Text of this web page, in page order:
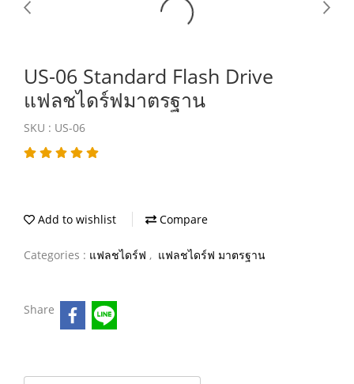
US-06 Standard Flash Drive
แฟลชไดร์ฟมาตรฐาน
SKU : US-06
Add to wishlist Compare
Categories : แฟลชไดร์ฟ , แฟลชไดร์ฟ มาตรฐาน
Share